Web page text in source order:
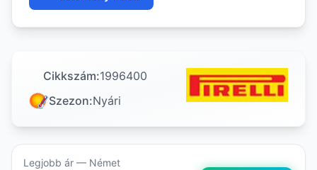
Cikkszám:1996400
Szezon:Nyári
Legjobb ár — Német